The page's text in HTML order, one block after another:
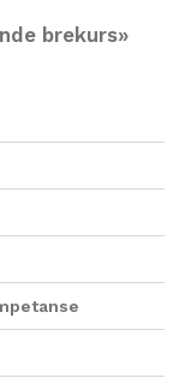
brekurs»